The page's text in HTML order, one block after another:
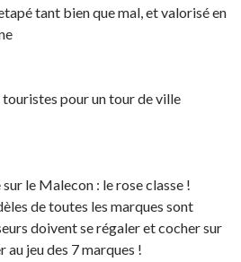
tant bien que mal, et valorisé en
pour un tour de ville
le Malecon : le rose classe !
de toutes les marques sont
doivent se régaler et cocher sur
au jeu des 7 marques !